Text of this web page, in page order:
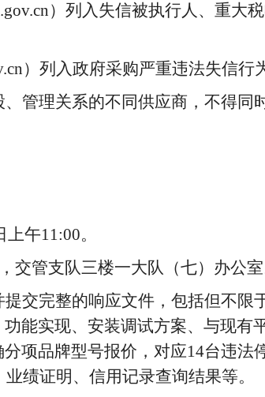
）列入失信被执行人、重大
）列入政府采购严重违法失信行
管理关系的不同供应商，不得同
上午11:00。
交管支队三楼一大队（七）办公室
交完整的响应文件，包括但不限
能实现、安装调试方案、与现有
分项品牌型号报价，对应14台违法
绩证明、信用记录查询结果等。